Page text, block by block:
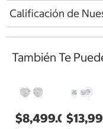
Calificación de
También Te
$8,499.00